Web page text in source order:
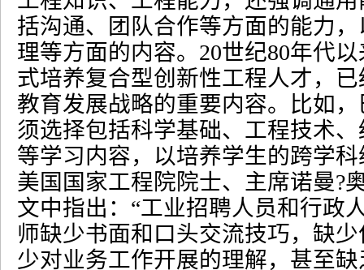
括沟通、团队合作等方面的能力
理等方面的内容。 20世纪80年代
式培养复合型创新性工程人才，
教育发展战略的重要内容。比如
须选择包括科学基础、工程技术
等学习内容，以培养学生的跨学
美国国家工程院院士、主席诺曼?
文中指出： “工业招聘人员和行政
师缺少书面和口头交流技巧，缺
少对业务工作开展的理解，甚至